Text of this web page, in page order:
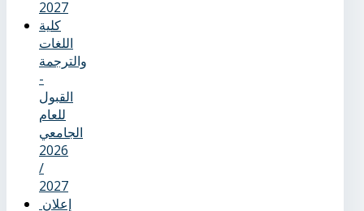
2027
كلية
اللغات
والترجمة
-
القبول
للعام
الجامعي
2026
/
2027